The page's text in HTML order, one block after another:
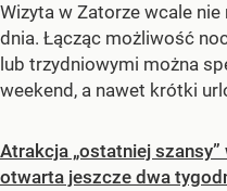
Wizyta w Zatorze wcale
dnia. Łącząc możliwość
lub trzydniowymi można
weekend, a nawet krótki
Atrakcja „ostatniej
otwarta jeszcze dwa